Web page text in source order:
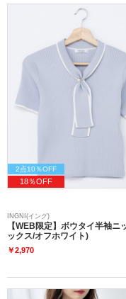
2点10％OFF
18％OFF
INGNI(イング)
【WEB限定】ボウタイ半袖ニ
ックス/オフホワイト)
￥2,970